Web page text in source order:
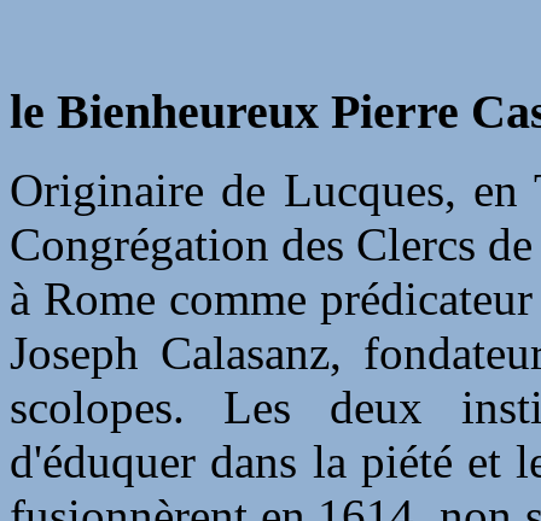
le Bienheureux Pierre
Originaire de Lucques,
Congrégation des Clercs
à Rome comme
Joseph Calasanz,
scolopes. Les deux
d'éduquer dans la piété et